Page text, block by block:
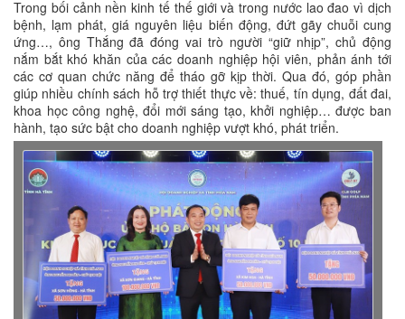
Trong bối cảnh nền kinh tế thế giới và trong nước lao đao vì dịch
bệnh, lạm phát, giá nguyên liệu biến động, đứt gãy chuỗi cung
ứng…, ông Thắng đã đóng vai trò người “giữ nhịp”, chủ động
nắm bắt khó khăn của các doanh nghiệp hội viên, phản ánh tới
các cơ quan chức năng để tháo gỡ kịp thời. Qua đó, góp phần
giúp nhiều chính sách hỗ trợ thiết thực về: thuế, tín dụng, đất đai,
khoa học công nghệ, đổi mới sáng tạo, khởi nghiệp… được ban
hành, tạo sức bật cho doanh nghiệp vượt khó, phát triển.